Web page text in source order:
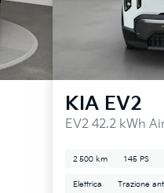
KIA EV2
EV2 42.2 kWh
2 500 km 145 PS
Elettrica Trazione